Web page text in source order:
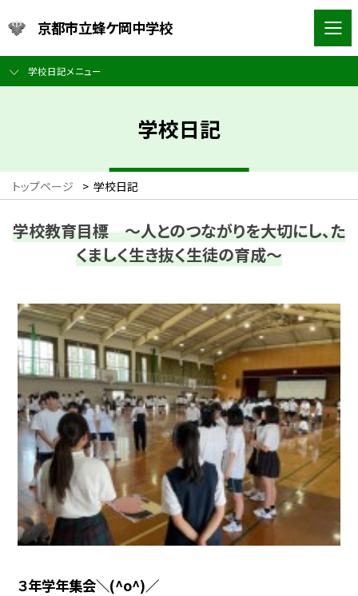
京都市立蜂ケ岡中学校
学校日記メニュー
学校日記
トップページ > 学校日記
学校教育目標 ～人とのつながりを大切にし、た
くましく生き抜く生徒の育成～
３年学年集会＼(^o^)／